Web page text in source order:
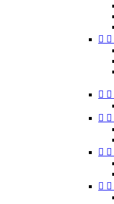
 
 
 
 
 